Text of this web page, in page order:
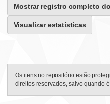
Mostrar registro completo
Visualizar estatísticas
Os itens no repositório estão
direitos reservados, salvo quando